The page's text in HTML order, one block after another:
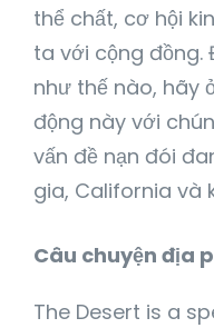
thể chất, cơ hội
ta với cộng đồng.
như thế nào, hãy
động này với
vấn đề nạn đói
gia, California và
Câu chuyện địa
The Desert is a